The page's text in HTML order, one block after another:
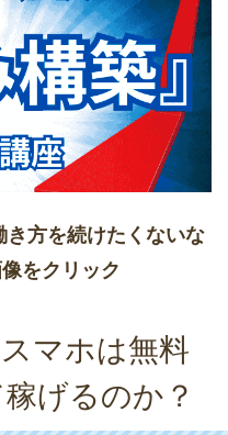
き方を続けたくないな
をクリック
マホは無料
げるのか？